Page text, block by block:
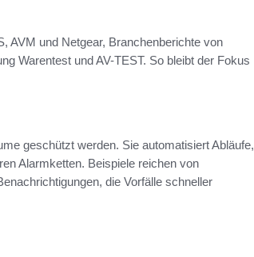
AVM und Netgear, Branchenberichte von
Warentest und AV-TEST. So bleibt der Fokus
geschützt werden. Sie automatisiert Abläufe,
Alarmketten. Beispiele reichen von
die Vorfälle schneller